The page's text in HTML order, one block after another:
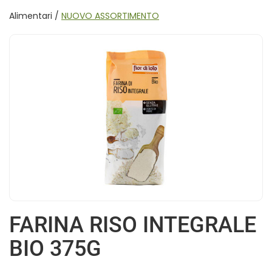
Alimentari / NUOVO ASSORTIMENTO
FARINA RISO INTEGRALE
BIO 375G